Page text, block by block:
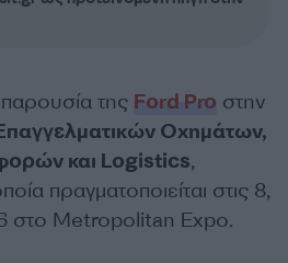
της Ford Pro στην
Οχημάτων,
και Logistics,
πραγματοποιείται στις 8,
στο Metropolitan Expo.